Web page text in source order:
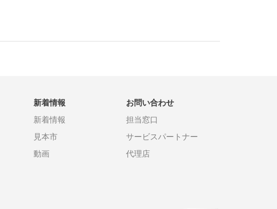
新着情報
新着情報
見本市
動画
お問い合わせ
担当窓口
サービスパートナー
代理店